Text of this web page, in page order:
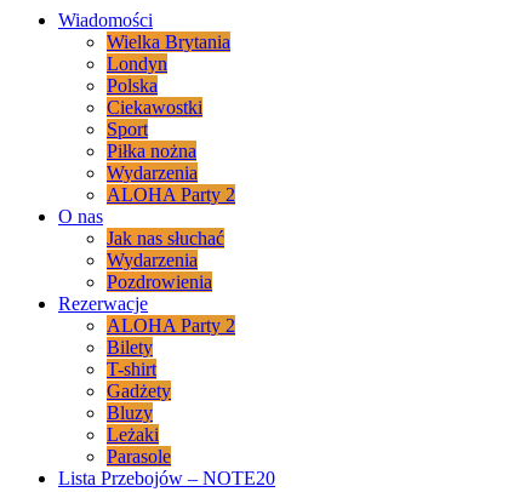
Wiadomości
Wielka Brytania
Londyn
Polska
Ciekawostki
Sport
Piłka nożna
Wydarzenia
ALOHA Party 2
O nas
Jak nas słuchać
Wydarzenia
Pozdrowienia
Rezerwacje
ALOHA Party 2
Bilety
T-shirt
Gadżety
Bluzy
Leżaki
Parasole
Lista Przebojów – NOTE20